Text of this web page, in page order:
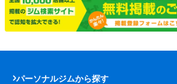
パーソナルジムから探す